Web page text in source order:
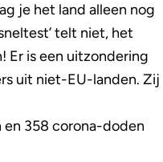
je het land alleen nog
telt niet, het
Er is een uitzondering
uit niet-EU-landen. Zij
en 358 corona-doden